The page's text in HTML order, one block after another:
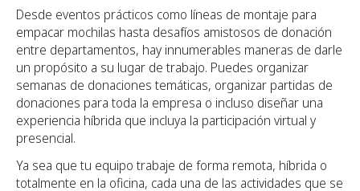
Desde eventos prácticos como líneas de montaje para
empacar mochilas hasta desafíos amistosos de donación
entre departamentos, hay innumerables maneras de darle
un propósito a su lugar de trabajo. Puedes organizar
semanas de donaciones temáticas, organizar partidas de
donaciones para toda la empresa o incluso diseñar una
experiencia híbrida que incluya la participación virtual y
presencial.
Ya sea que tu equipo trabaje de forma remota, híbrida o
totalmente en la oficina, cada una de las actividades que se